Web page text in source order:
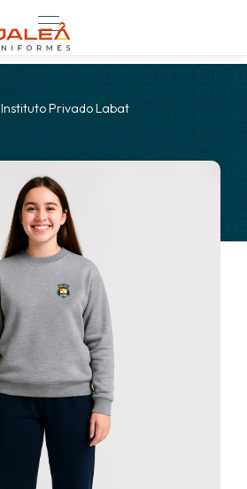
Instituto Privado Labat